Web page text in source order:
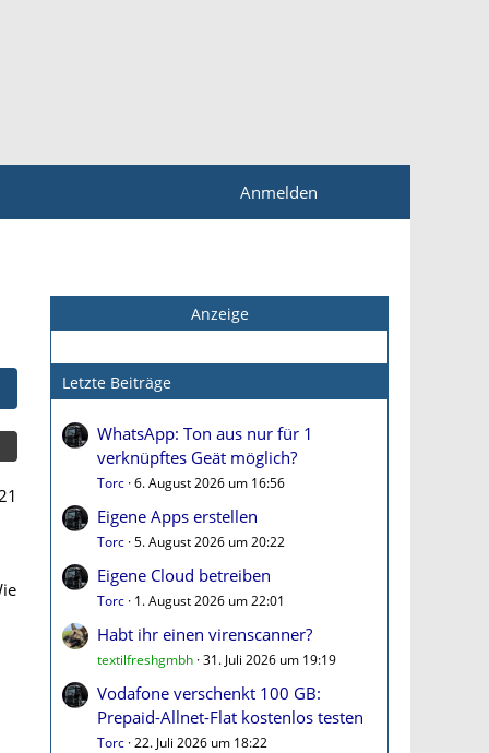
Anmelden
Anzeige
Letzte Beiträge
WhatsApp: Ton aus nur für 1
verknüpftes Geät möglich?
Torc 6. August 2026 um 16:56
Eigene Apps erstellen
Torc 5. August 2026 um 20:22
Eigene Cloud betreiben
Torc 1. August 2026 um 22:01
Habt ihr einen virenscanner?
textilfreshgmbh 31. Juli 2026 um 19:19
Vodafone verschenkt 100 GB:
Prepaid-Allnet-Flat kostenlos testen
Torc 22. Juli 2026 um 18:22